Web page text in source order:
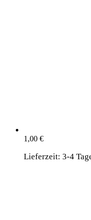
1,00 €
Lieferzeit: 3-4